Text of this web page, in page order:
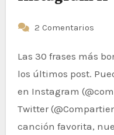
2 Comentarios
Las 30 frases más bonitas o para reflexionar de
los últimos post.
en Instagram
Twitter
canción favorita,